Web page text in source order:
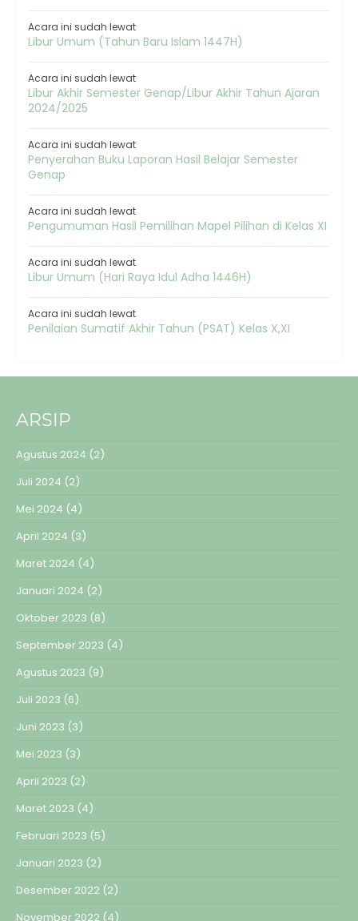
Acara ini sudah lewat
Libur Umum (Tahun Baru Islam 1447H)
Acara ini sudah lewat
Libur Akhir Semester Genap/Libur Akhir Tahun Ajaran
2024/2025
Acara ini sudah lewat
Penyerahan Buku Laporan Hasil Belajar Semester
Genap
Acara ini sudah lewat
Pengumuman Hasil Pemilihan Mapel Pilihan di Kelas XI
Acara ini sudah lewat
Libur Umum (Hari Raya Idul Adha 1446H)
Acara ini sudah lewat
Penilaian Sumatif Akhir Tahun (PSAT) Kelas X,XI
ARSIP
Agustus 2024 (2)
Juli 2024 (2)
Mei 2024 (4)
April 2024 (3)
Maret 2024 (4)
Januari 2024 (2)
Oktober 2023 (8)
September 2023 (4)
Agustus 2023 (9)
Juli 2023 (6)
Juni 2023 (3)
Mei 2023 (3)
April 2023 (2)
Maret 2023 (4)
Februari 2023 (5)
Januari 2023 (2)
Desember 2022 (2)
November 2022 (4)